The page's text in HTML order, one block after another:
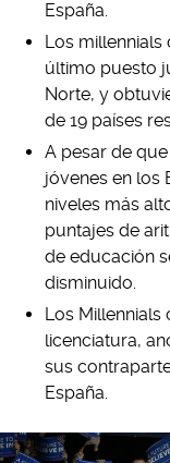
España.
Los millennials
último puesto
Norte, y
de 19 países
A pesar de
jóvenes en los
niveles más
puntajes de
de educación
disminuido.
Los Millennials
licenciatura,
sus
España.